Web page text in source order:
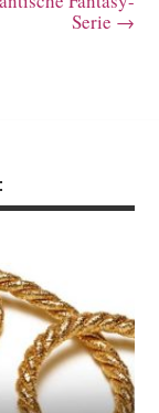
Serie →